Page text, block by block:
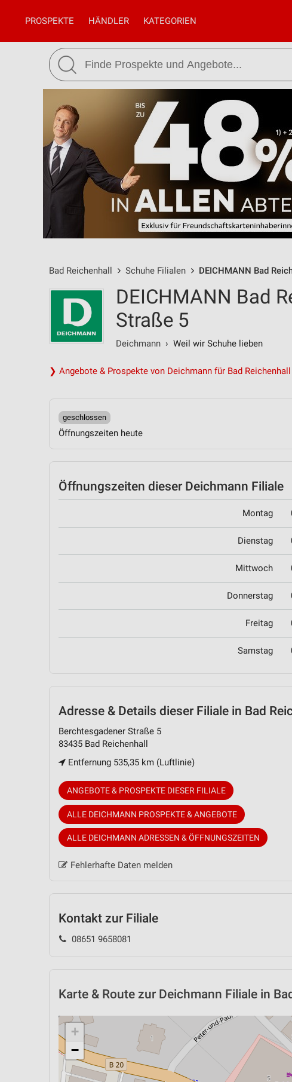
PROSPEKTE HÄNDLER KATEGORIEN
Bad Reichenhall Schuhe Filialen DEICHMANN Bad
DEICHMANN Bad
Straße 5
Deichmann › Weil wir Schuhe lieben
❯ Angebote & Prospekte von Deichmann für Bad Reichenhall
geschlossen
Öffnungszeiten heute
Öffnungszeiten dieser Deichmann Filiale
Montag
Dienstag
Mittwoch
Donnerstag
Freitag
Samstag
Adresse & Details dieser Filiale in Bad
Berchtesgadener Straße 5
83435 Bad Reichenhall
Entfernung 535,35 km (Luftlinie)
ANGEBOTE & PROSPEKTE DIESER FILIALE
ALLE DEICHMANN PROSPEKTE & ANGEBOTE
ALLE DEICHMANN ADRESSEN & ÖFFNUNGSZEITEN
Fehlerhafte Daten melden
Kontakt zur Filiale
08651 9658081
Karte & Route zur Deichmann Filiale in
+
−